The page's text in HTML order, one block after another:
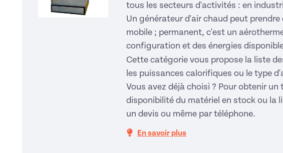
tous les secteurs d'activités : en
Un générateur d'air chaud peut
mobile ; permanent, c'est un
configuration et des énergies
Cette catégorie vous propose la liste
les puissances calorifiques ou le type
Vous avez déjà choisi ? Pour obtenir
disponibilité du matériel en stock ou la
un devis ou même par téléphone.
En savoir plus